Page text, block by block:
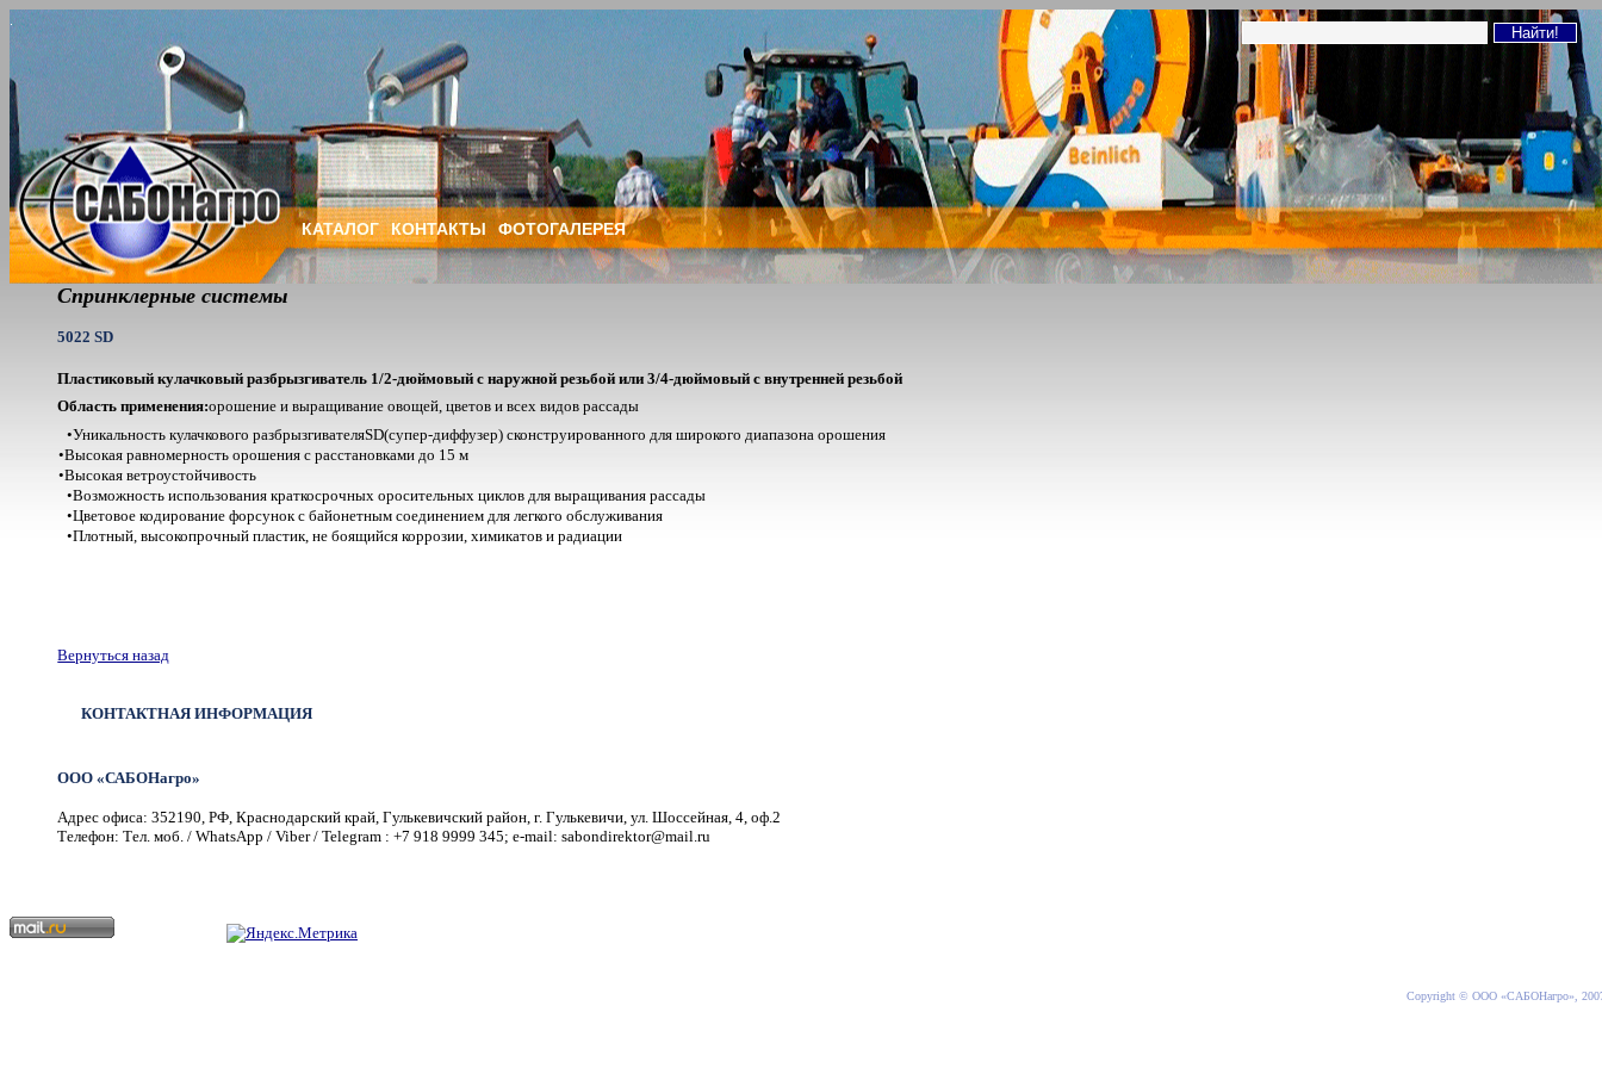
Спринклерные системы
КАТАЛОГ КОНТАКТЫ ФОТОГАЛЕРЕЯ
5022 SD
Пластиковый кулачковый разбрызгиватель 1/2-дюймо­вый с наружной резьбой или 3/4-дюймовый с внутрен­ней резьбой
Область применения:орошение и выращивание овощей, цветов и всех видов рассады
•Уникальность кулачкового разбрызгивателяSD(супер-диффузер) сконструированного для широкого диапазона орошения
•Высокая равномерность орошения с расстановками до 15 м
•Высокая ветроустойчивость
•Возможность использования краткосрочных оросительных циклов для выращивания рассады
•Цветовое кодирование форсунок с байонетным соединени­ем для легкого обслуживания
•Плотный, высокопрочный пластик, не боящийся коррозии, химикатов и радиации
Вернуться назад
КОНТАКТНАЯ ИНФОРМАЦИЯ
ООО «САБОНагро»
Адрес офиса: 352190, РФ, Краснодарский край, Гулькевичский район, г. Гулькевичи, ул. Шоссейная, 4, оф.2
Телефон: Тел. моб. / WhatsApp / Viber / Telegram : +7 918 9999 345; e-mail: sabondirektor@mail.ru
Copyright © ООО «САБОНагро»,